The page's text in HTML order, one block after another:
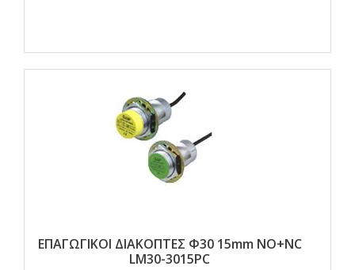
ΕΠΑΓΩΓΙΚΟΙ ΔΙΑΚΟΠΤΕΣ Φ30 15mm NO+NC
LM30-3015PC